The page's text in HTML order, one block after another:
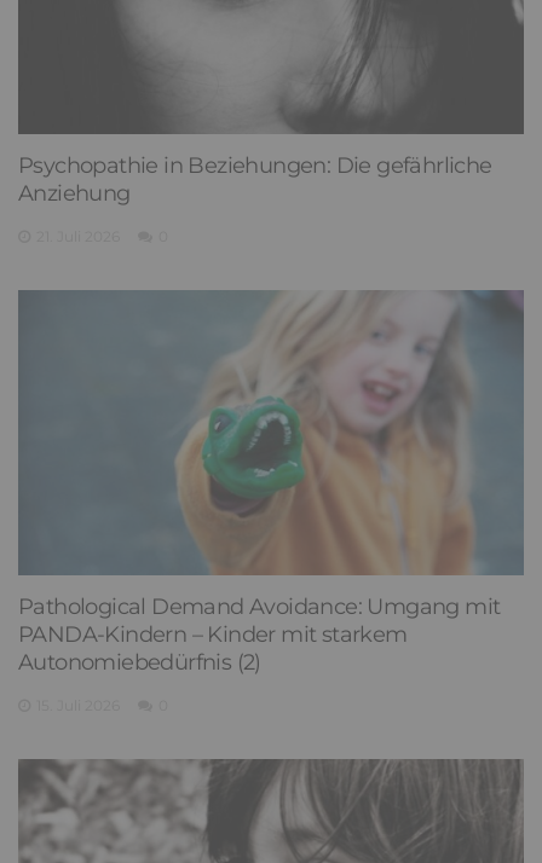
Psychopathie in Beziehungen: Die gefährliche
Anziehung
Pathological Demand Avoidance: Umgang mit
PANDA-Kindern – Kinder mit starkem
Autonomiebedürfnis (2)